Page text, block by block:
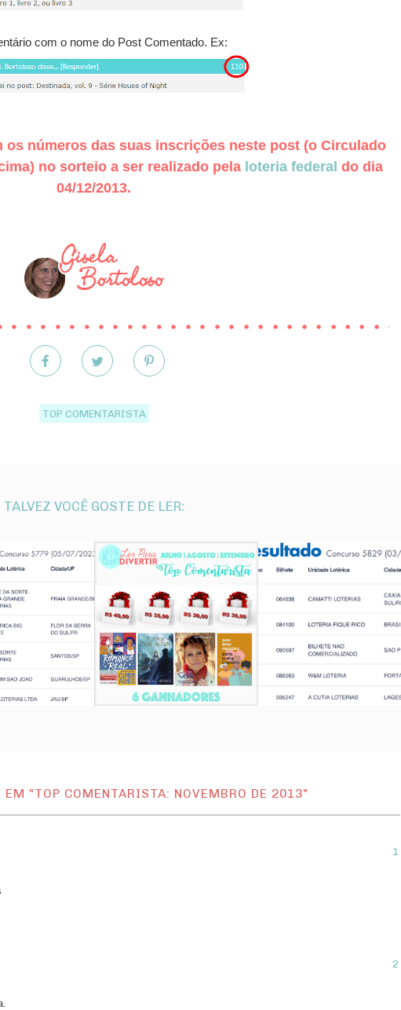
com o nome do Post Comentado. Ex:
os números das suas inscrições neste post (o Circulado
no sorteio a ser realizado pela loteria federal do dia
04/12/2013.
TOP COMENTARISTA
TALVEZ VOCÊ GOSTE DE LER:
"TOP COMENTARISTA: NOVEMBRO DE 2013"